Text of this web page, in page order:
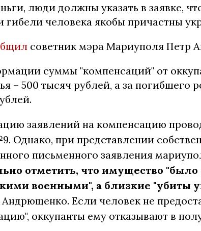
люди должны указать в заявке,
гибели человека якобы причастны
советник мэра Мариуполя Петр
суммы "компенсаций" от
– 500 тысяч рублей, а за погибшего
заявлений на компенсацию
Однако, при представлении
письменного заявления
отметить, что имущество
военными", а близкие "убиты
Если человек не
оккупанты ему отказывают в